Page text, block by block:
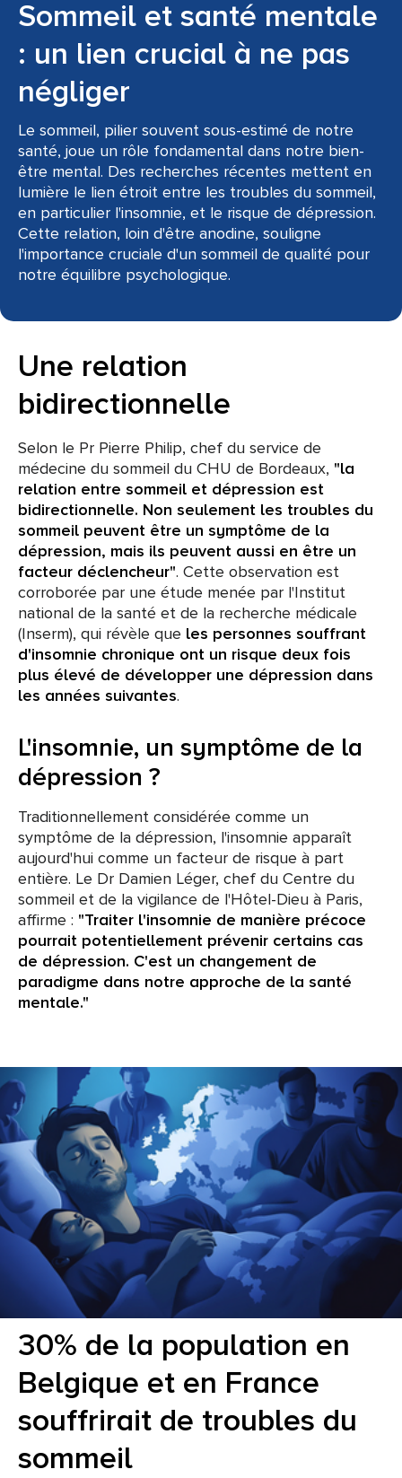
Sommeil et santé mentale
: un lien crucial à ne pas
négliger
Le sommeil, pilier souvent sous-estimé de notre
santé, joue un rôle fondamental dans notre bien-
être mental. Des recherches récentes mettent en
lumière le lien étroit entre les troubles du sommeil,
en particulier l'insomnie, et le risque de dépression.
Cette relation, loin d'être anodine, souligne
l'importance cruciale d'un sommeil de qualité pour
notre équilibre psychologique.
Une relation
bidirectionnelle
Selon le Pr Pierre Philip, chef du service de
médecine du sommeil du CHU de Bordeaux, "la
relation entre sommeil et dépression est
bidirectionnelle. Non seulement les troubles du
sommeil peuvent être un symptôme de la
dépression, mais ils peuvent aussi en être un
facteur déclencheur". Cette observation est
corroborée par une étude menée par l'Institut
national de la santé et de la recherche médicale
(Inserm), qui révèle que les personnes souffrant
d'insomnie chronique ont un risque deux fois
plus élevé de développer une dépression dans
les années suivantes.
L'insomnie, un symptôme de la
dépression ?
Traditionnellement considérée comme un
symptôme de la dépression, l'insomnie apparaît
aujourd'hui comme un facteur de risque à part
entière. Le Dr Damien Léger, chef du Centre du
sommeil et de la vigilance de l'Hôtel-Dieu à Paris,
affirme : "Traiter l'insomnie de manière précoce
pourrait potentiellement prévenir certains cas
de dépression. C'est un changement de
paradigme dans notre approche de la santé
mentale."
30% de la population en
Belgique et en France
souffrirait de troubles du
sommeil